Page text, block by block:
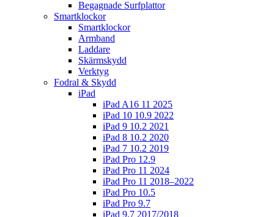
Begagnade Surfplattor
Smartklockor
Smartklockor
Armband
Laddare
Skärmskydd
Verktyg
Fodral & Skydd
iPad
iPad A16 11 2025
iPad 10 10.9 2022
iPad 9 10.2 2021
iPad 8 10.2 2020
iPad 7 10.2 2019
iPad Pro 12.9
iPad Pro 11 2024
iPad Pro 11 2018–2022
iPad Pro 10.5
iPad Pro 9.7
iPad 9.7 2017/2018